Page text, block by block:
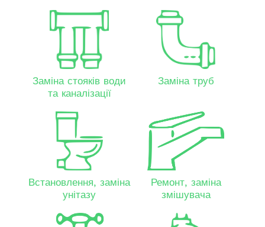
Заміна стояків води
та каналізації
Заміна труб
Встановлення, заміна
унітазу
Ремонт, заміна
змішувача